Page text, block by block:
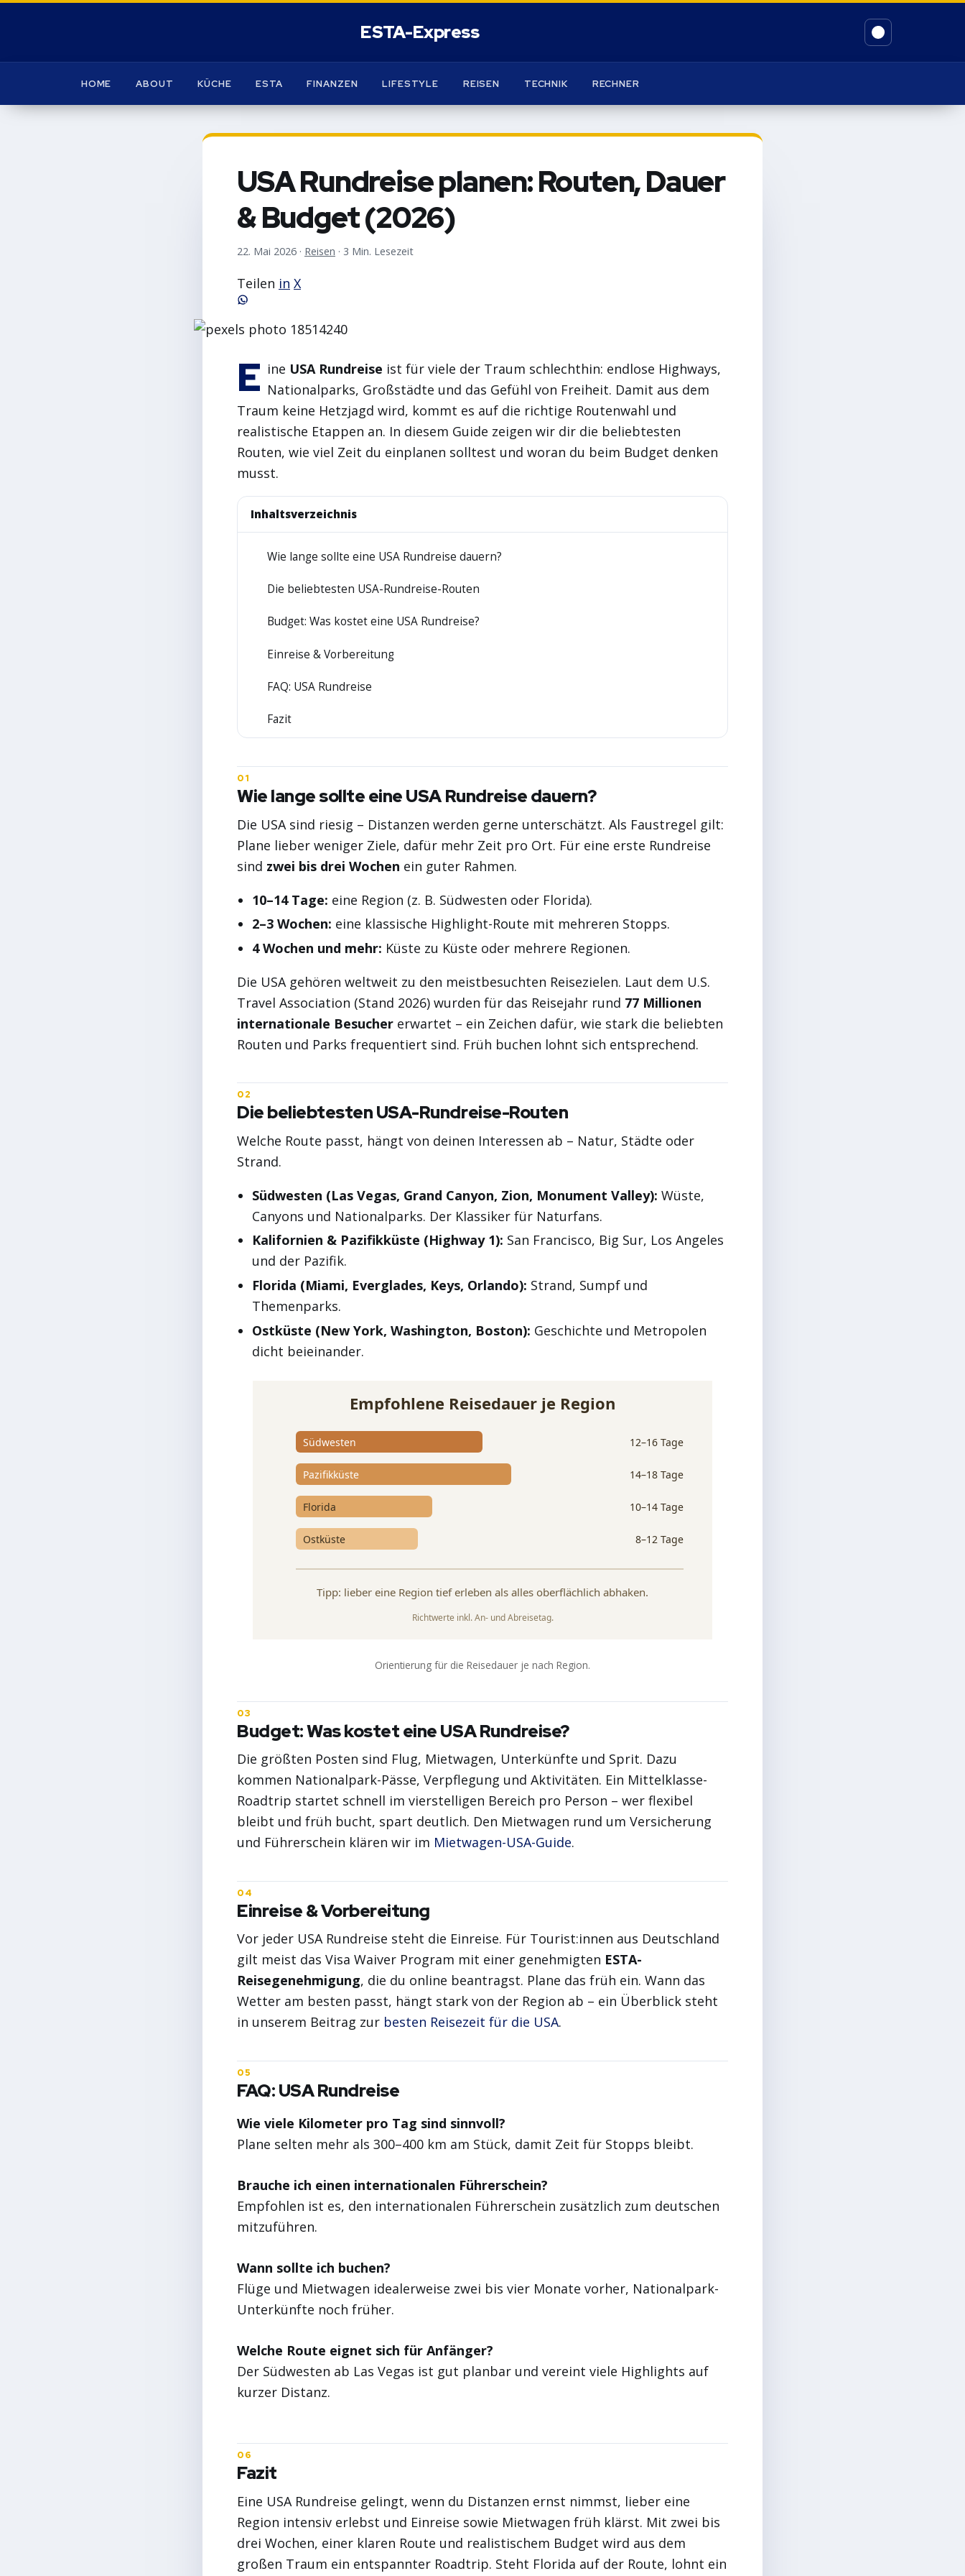
HOME ABOUT KÜCHE ESTA FINANZEN LIFESTYLE REISEN TECHNIK RECHNER
USA Rundreise planen: Routen, Dauer
& Budget (2026)
22. Mai 2026 · Reisen · 3 Min. Lesezeit
Teilen in X
E ine USA Rundreise ist für viele der Traum schlechthin: endlose Highways,
Nationalparks, Großstädte und das Gefühl von Freiheit. Damit aus dem
Traum keine Hetzjagd wird, kommt es auf die richtige Routenwahl und
realistische Etappen an. In diesem Guide zeigen wir dir die beliebtesten
Routen, wie viel Zeit du einplanen solltest und woran du beim Budget denken
musst.
Inhaltsverzeichnis
Wie lange sollte eine USA Rundreise dauern?
Die beliebtesten USA-Rundreise-Routen
Budget: Was kostet eine USA Rundreise?
Einreise & Vorbereitung
FAQ: USA Rundreise
Fazit
Wie lange sollte eine USA Rundreise dauern?
Die USA sind riesig – Distanzen werden gerne unterschätzt. Als Faustregel gilt:
Plane lieber weniger Ziele, dafür mehr Zeit pro Ort. Für eine erste Rundreise
sind zwei bis drei Wochen ein guter Rahmen.
10–14 Tage: eine Region (z. B. Südwesten oder Florida).
2–3 Wochen: eine klassische Highlight-Route mit mehreren Stopps.
4 Wochen und mehr: Küste zu Küste oder mehrere Regionen.
Die USA gehören weltweit zu den meistbesuchten Reisezielen. Laut dem U.S.
Travel Association (Stand 2026) wurden für das Reisejahr rund 77 Millionen
internationale Besucher erwartet – ein Zeichen dafür, wie stark die beliebten
Routen und Parks frequentiert sind. Früh buchen lohnt sich entsprechend.
Die beliebtesten USA-Rundreise-Routen
Welche Route passt, hängt von deinen Interessen ab – Natur, Städte oder
Strand.
Südwesten (Las Vegas, Grand Canyon, Zion, Monument Valley): Wüste,
Canyons und Nationalparks. Der Klassiker für Naturfans.
Kalifornien & Pazifikküste (Highway 1): San Francisco, Big Sur, Los Angeles
und der Pazifik.
Florida (Miami, Everglades, Keys, Orlando): Strand, Sumpf und
Themenparks.
Ostküste (New York, Washington, Boston): Geschichte und Metropolen
dicht beieinander.
Empfohlene Reisedauer je Region
Südwesten 12–16 Tage
Pazifikküste 14–18 Tage
Florida 10–14 Tage
Ostküste 8–12 Tage
Tipp: lieber eine Region tief erleben als alles oberflächlich abhaken.
Richtwerte inkl. An- und Abreisetag.
Orientierung für die Reisedauer je nach Region.
Budget: Was kostet eine USA Rundreise?
Die größten Posten sind Flug, Mietwagen, Unterkünfte und Sprit. Dazu
kommen Nationalpark-Pässe, Verpflegung und Aktivitäten. Ein Mittelklasse-
Roadtrip startet schnell im vierstelligen Bereich pro Person – wer flexibel
bleibt und früh bucht, spart deutlich. Den Mietwagen rund um Versicherung
und Führerschein klären wir im Mietwagen-USA-Guide.
Einreise & Vorbereitung
Vor jeder USA Rundreise steht die Einreise. Für Tourist:innen aus Deutschland
gilt meist das Visa Waiver Program mit einer genehmigten ESTA-
Reisegenehmigung, die du online beantragst. Plane das früh ein. Wann das
Wetter am besten passt, hängt stark von der Region ab – ein Überblick steht
in unserem Beitrag zur besten Reisezeit für die USA.
FAQ: USA Rundreise
Wie viele Kilometer pro Tag sind sinnvoll?
Plane selten mehr als 300–400 km am Stück, damit Zeit für Stopps bleibt.
Brauche ich einen internationalen Führerschein?
Empfohlen ist es, den internationalen Führerschein zusätzlich zum deutschen
mitzuführen.
Wann sollte ich buchen?
Flüge und Mietwagen idealerweise zwei bis vier Monate vorher, Nationalpark-
Unterkünfte noch früher.
Welche Route eignet sich für Anfänger?
Der Südwesten ab Las Vegas ist gut planbar und vereint viele Highlights auf
kurzer Distanz.
Fazit
Eine USA Rundreise gelingt, wenn du Distanzen ernst nimmst, lieber eine
Region intensiv erlebst und Einreise sowie Mietwagen früh klärst. Mit zwei bis
drei Wochen, einer klaren Route und realistischem Budget wird aus dem
großen Traum ein entspannter Roadtrip. Steht Florida auf der Route, lohnt ein